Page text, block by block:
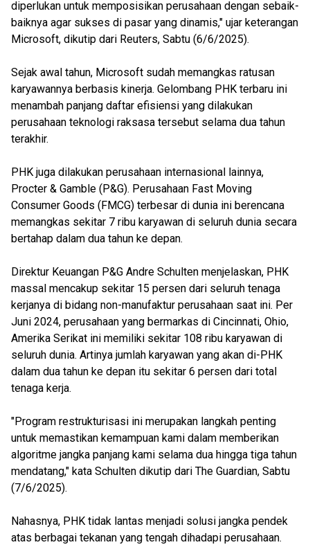
diperlukan untuk memposisikan perusahaan dengan sebaik-
baiknya agar sukses di pasar yang dinamis," ujar keterangan
Microsoft, dikutip dari Reuters, Sabtu (6/6/2025).
Sejak awal tahun, Microsoft sudah memangkas ratusan
karyawannya berbasis kinerja. Gelombang PHK terbaru ini
menambah panjang daftar efisiensi yang dilakukan
perusahaan teknologi raksasa tersebut selama dua tahun
terakhir.
PHK juga dilakukan perusahaan internasional lainnya,
Procter & Gamble (P&G). Perusahaan Fast Moving
Consumer Goods (FMCG) terbesar di dunia ini berencana
memangkas sekitar 7 ribu karyawan di seluruh dunia secara
bertahap dalam dua tahun ke depan.
Direktur Keuangan P&G Andre Schulten menjelaskan, PHK
massal mencakup sekitar 15 persen dari seluruh tenaga
kerjanya di bidang non-manufaktur perusahaan saat ini. Per
Juni 2024, perusahaan yang bermarkas di Cincinnati, Ohio,
Amerika Serikat ini memiliki sekitar 108 ribu karyawan di
seluruh dunia. Artinya jumlah karyawan yang akan di-PHK
dalam dua tahun ke depan itu sekitar 6 persen dari total
tenaga kerja.
"Program restrukturisasi ini merupakan langkah penting
untuk memastikan kemampuan kami dalam memberikan
algoritme jangka panjang kami selama dua hingga tiga tahun
mendatang," kata Schulten dikutip dari The Guardian, Sabtu
(7/6/2025).
Nahasnya, PHK tidak lantas menjadi solusi jangka pendek
atas berbagai tekanan yang tengah dihadapi perusahaan.